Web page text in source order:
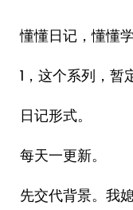
懂懂日记，懂懂
1，这个系列，暂
日记形式。
每天一更新。
先交代背景。我